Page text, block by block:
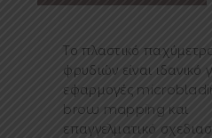
Το πλαστικό
φρυδιών είναι ιδανικό
εφαρμογές
brow mapping και
επαγγελματικό